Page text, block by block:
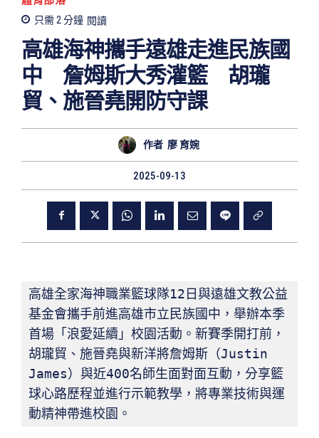
只需 2分鐘 閱讀
高雄海神攜手遠雄走進民族國
中 詹姆斯大秀灌籃 胡瓏
貿、施晉堯開防守課
作者 廖 育婉
2025-09-13
高雄全家海神職業籃球隊12日與遠雄文教公益
基金會攜手前進高雄市立民族國中，舉辦本季
首場「浪愛延續」校園活動。新賽季開打前，
胡瓏貿、施晉堯與新洋將詹姆斯（Justin
James）與近400名師生面對面互動，分享籃
球心路歷程並進行示範教學，將專業技術與運
動精神帶進校園。